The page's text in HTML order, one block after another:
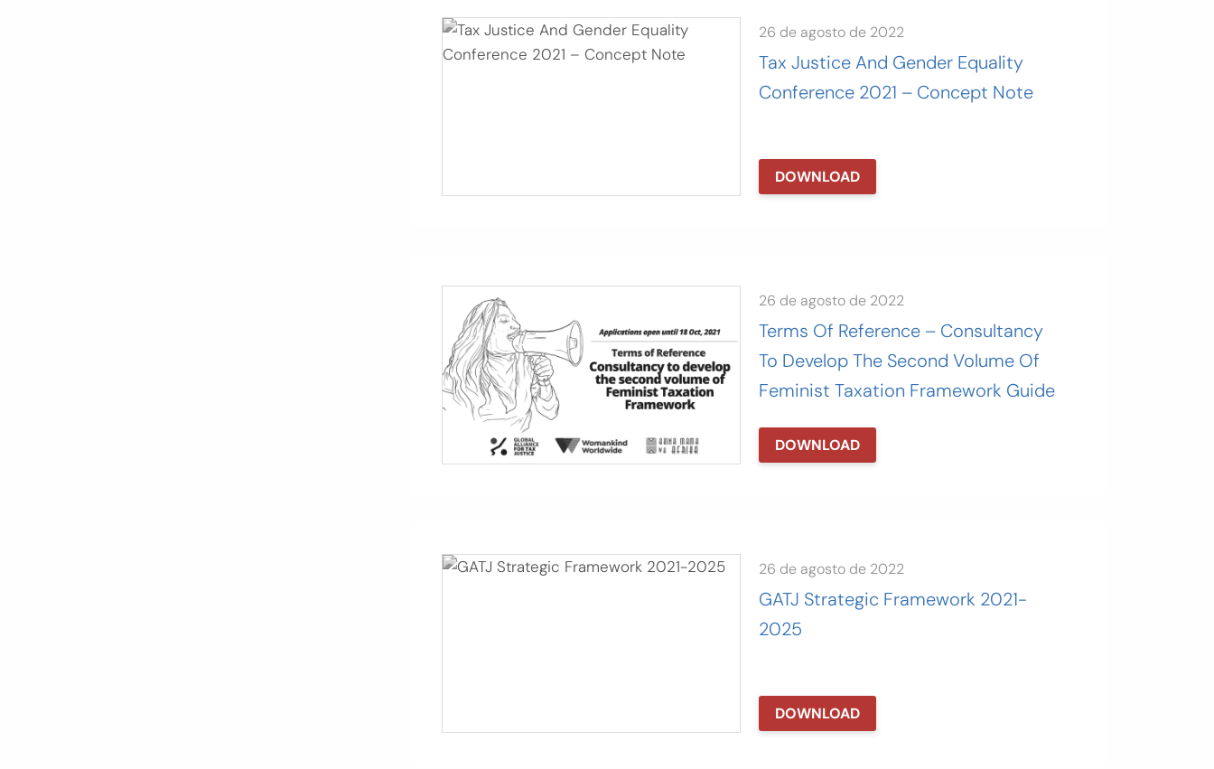
26 de agosto de 2022
Tax Justice And Gender Equality
Conference 2021 – Concept Note
DOWNLOAD
26 de agosto de 2022
Terms Of Reference – Consultancy
To Develop The Second Volume Of
Feminist Taxation Framework Guide
DOWNLOAD
26 de agosto de 2022
GATJ Strategic Framework 2021-
2025
DOWNLOAD